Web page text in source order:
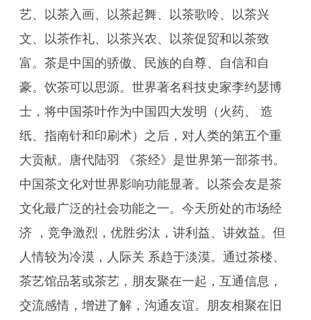
艺、以茶入画、以茶起舞、以茶歌呤、以茶兴
文、以茶作礼、以茶兴农、以茶促贸和以茶致
富。茶是中国的骄傲、民族的自尊、自信和自
豪。饮茶可以思源。世界著名科技史家李约瑟博
士，将中国茶叶作为中国四大发明（火药、 造
纸、指南针和印刷术）之后，对人类的第五个重
大贡献。唐代陆羽 《茶经》是世界第一部茶书。
中国茶文化对世界影响功能显著。以茶会友是茶
文化最广泛的社会功能之一。今天所处的市场经
济 ，竞争激烈，优胜劣汰，讲利益、讲效益。但
人情较为冷漠，人际关 系趋于淡漠。通过茶楼、
茶艺馆品茗或茶艺，朋友聚在一起，互通信息，
交流感情，增进了解，沟通友谊。朋友相聚在旧